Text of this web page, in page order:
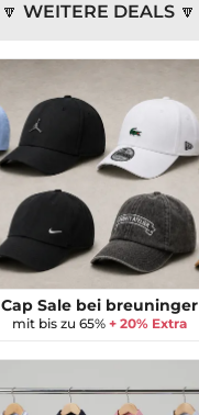
🔽 WEITERE DEALS 🔽
Cap Sale bei breuninger
mit bis zu 65% + 20% Extra